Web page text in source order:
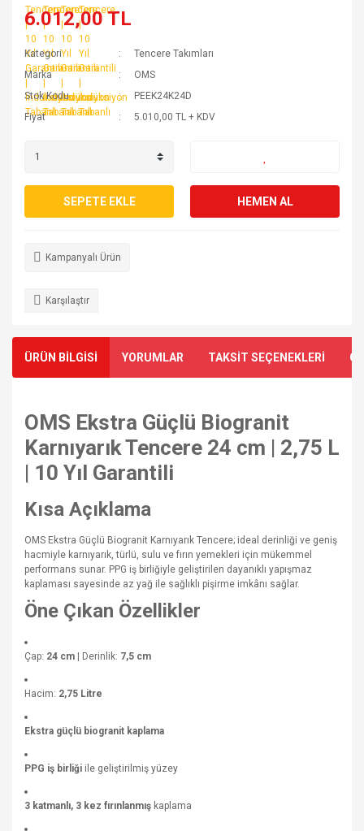
6.012,00 TL
Kategori
Tencere Takımları
Marka
OMS
Stok Kodu
PEEK24K24D
Fiyat
5.010,00 TL + KDV
SEPETE EKLE HEMEN AL
Kampanyalı Ürün
Karşılaştır
ÜRÜN BİLGİSİ YORUMLAR TAKSİT SEÇENEKLERİ
OMS Ekstra Güçlü Biogranit
Karnıyarık Tencere 24 cm | 2,75 L
| 10 Yıl Garantili
Kısa Açıklama
OMS Ekstra Güçlü Biogranit Karnıyarık Tencere; ideal derinliği ve geniş
hacmiyle karnıyarık, türlü, sulu ve fırın yemekleri için mükemmel
performans sunar. PPG iş birliğiyle geliştirilen dayanıklı yapışmaz
kaplaması sayesinde az yağ ile sağlıklı pişirme imkânı sağlar.
Öne Çıkan Özellikler
Çap: 24 cm | Derinlik: 7,5 cm
Hacim: 2,75 Litre
Ekstra güçlü biogranit kaplama
PPG iş birliği ile geliştirilmiş yüzey
3 katmanlı, 3 kez fırınlanmış kaplama